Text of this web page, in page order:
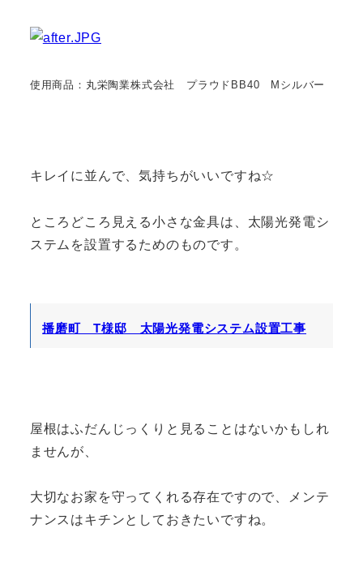
使用商品：丸栄陶業株式会社 プラウドBB40 Mシルバー
キレイに並んで、気持ちがいいですね☆
ところどころ見える小さな金具は、太陽光発電シ
ステムを設置するためのものです。
播磨町 T様邸 太陽光発電システム設置工事
屋根はふだんじっくりと見ることはないかもしれ
ませんが、
大切なお家を守ってくれる存在ですので、メンテ
ナンスはキチンとしておきたいですね。